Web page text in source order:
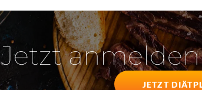
Jetzt
JETZT